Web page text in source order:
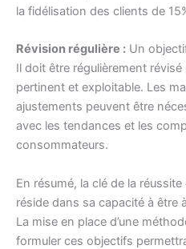
la fidélisation des clients de
Révision régulière : Un
Il doit être régulièrement révisé
pertinent et exploitable. Les
ajustements peuvent être
avec les tendances et les
consommateurs.
En résumé, la clé de la
réside dans sa capacité à être
La mise en place d’une
formuler ces objectifs